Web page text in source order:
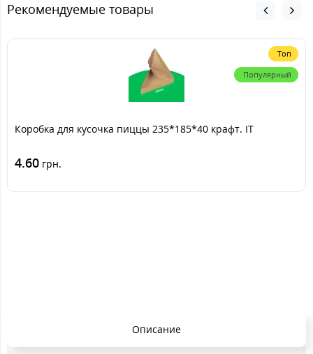
Рекомендуемые товары
Топ
Популярный
Коробка для кусочка пиццы 235*185*40 крафт. IT
4.60 грн.
Описание